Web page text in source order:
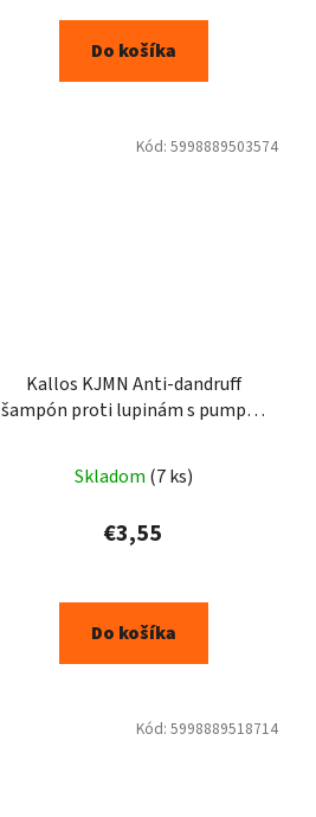
Do košíka
Kallos KJMN Anti-dandruff
šampón proti lupinám s pumpou
Skladom (7 ks)
€3,55
Do košíka
Kód: 5998889503574
Kód: 5998889518714